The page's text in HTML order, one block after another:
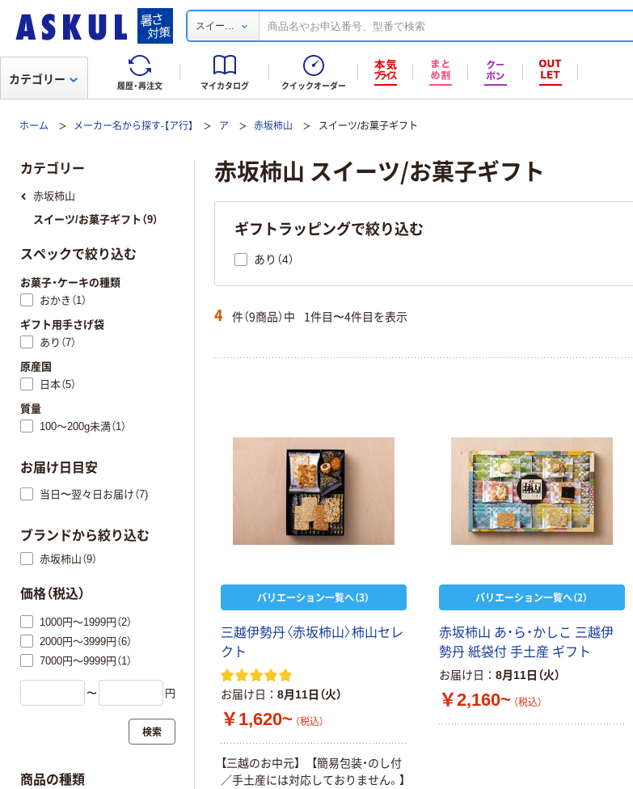
スイー...
履歴・再注文 マイカタログ クイックオーダー
カテゴリー
ホーム メーカー名から探す-【ア行】 ア 赤坂柿山 スイーツ/お菓子ギフト
赤坂柿山 スイーツ/お菓子ギフト
ギフトラッピングで絞り込む
あり（4）
4 件（9商品）中 1件目〜4件目を表示
バリエーション一覧へ（3）
三越伊勢丹〈赤坂柿山〉柿山セレ
クト
お届け日 8月11日（火）
￥1,620~ （税込）
【三越のお中元】 【簡易包装・のし付
／手土産には対応しておりません。】
バリエーション一覧へ（2）
赤坂柿山 あ・ら・かしこ 三越伊
勢丹 紙袋付 手土産 ギフト
お届け日 8月11日（火）
￥2,160~ （税込）
カテゴリー
赤坂柿山
スイーツ/お菓子ギフト（9）
スペックで絞り込む
お菓子・ケーキの種類
おかき（1）
ギフト用手さげ袋
あり（7）
原産国
日本（5）
質量
100～200g未満（1）
お届け日目安
当日〜翌々日お届け（7)
ブランドから絞り込む
赤坂柿山（9）
価格（税込）
1000円～1999円（2）
2000円～3999円（6）
7000円～9999円（1）
〜 円
検索
商品の種類